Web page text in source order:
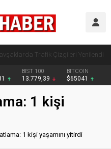
Trafik Çizgileri Yenilendi
BIST 100
13.779,39
BITCOIN
$65041
1 kişi
1 kişi yaşamını yitirdi